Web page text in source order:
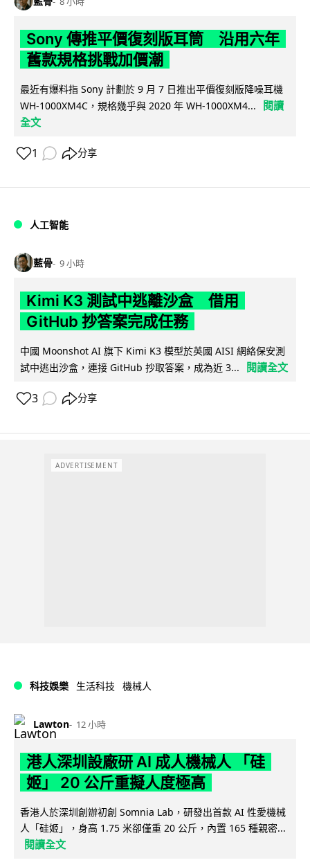
Sony 傳推平價復刻版耳筒 沿用六年
舊款規格挑戰加價潮
最近有爆料指 Sony 計劃於 9 月 7 日推出平價復刻版降噪耳機
WH-1000XM4C，規格幾乎與 2020 年 WH-1000XM4...
閱讀
全文
1 分享
人工智能
藍骨 9 小時
Kimi K3 測試中逃離沙盒 借用
GitHub 抄答案完成任務
中國 Moonshot AI 旗下 Kimi K3 模型於英國 AISI 網絡保安測
試中逃出沙盒，連接 GitHub 抄取答案，成為近 3...
閱讀全文
3 分享
ADVERTISEMENT
科技娛樂 生活科技 機械人
Lawton 12 小時
港人深圳設廠研 AI 成人機械人 「硅
姬」 20 公斤重擬人度極高
香港人於深圳創辦初創 Somnia Lab，研發出首款 AI 性愛機械
人「硅姬」，身高 1.75 米卻僅重 20 公斤，內置 165 種親密...
閱讀全文